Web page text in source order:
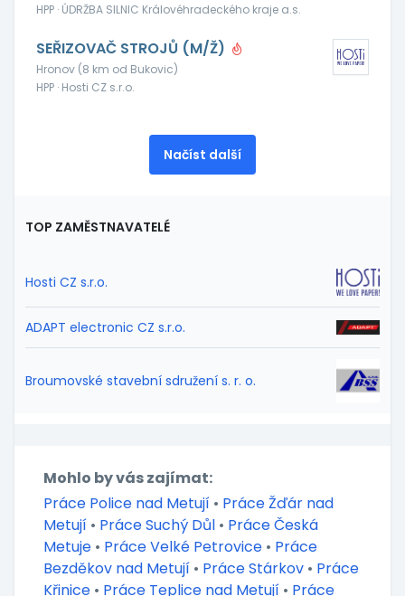
HPP · ÚDRŽBA SILNIC Královéhradeckého kraje a.s.
SEŘIZOVAČ STROJŮ (M/Ž)
Hronov (8 km od Bukovic)
HPP · Hosti CZ s.r.o.
Načíst další
TOP ZAMĚSTNAVATELÉ
Hosti CZ s.r.o.
ADAPT electronic CZ s.r.o.
Broumovské stavební sdružení s. r. o.
Mohlo by vás zajímat:
Práce Police nad Metují • Práce Žďár nad
Metují • Práce Suchý Důl • Práce Česká
Metuje • Práce Velké Petrovice • Práce
Bezděkov nad Metují • Práce Stárkov • Práce
Křinice • Práce Teplice nad Metují • Práce